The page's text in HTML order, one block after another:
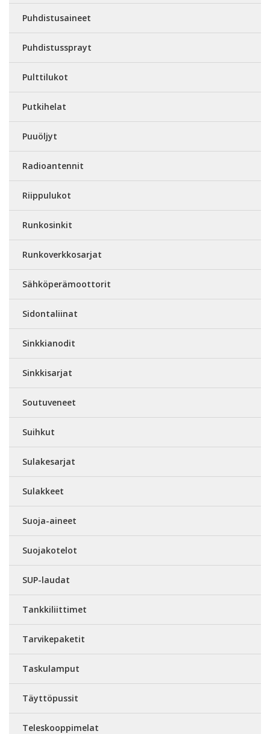
Puhdistusaineet
Puhdistussprayt
Pulttilukot
Putkihelat
Puuöljyt
Radioantennit
Riippulukot
Runkosinkit
Runkoverkkosarjat
Sähköperämoottorit
Sidontaliinat
Sinkkianodit
Sinkkisarjat
Soutuveneet
Suihkut
Sulakesarjat
Sulakkeet
Suoja-aineet
Suojakotelot
SUP-laudat
Tankkiliittimet
Tarvikepaketit
Taskulamput
Täyttöpussit
Teleskooppimelat